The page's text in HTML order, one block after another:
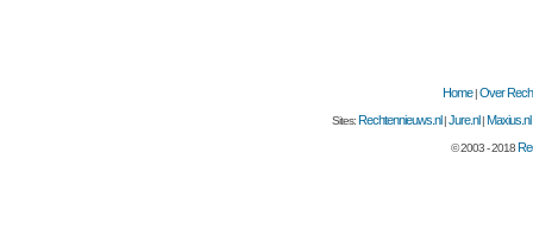
Home|Over
Sites:Rechtennieuws.nl |Jure.nl |Maxius.nl
© 2003 - 2018